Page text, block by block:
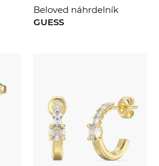
Beloved náhrdelník
GUESS